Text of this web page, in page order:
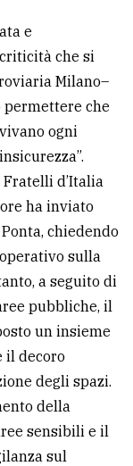
e
che si
Milano–
permettere che
ogni
d’Italia
ha inviato
chiedendo
sulla
a seguito di
pubbliche, il
un insieme
il decoro
degli spazi.
della
sensibili e il
sul